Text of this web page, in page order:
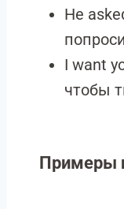
He
I want
чтобы
Примеры